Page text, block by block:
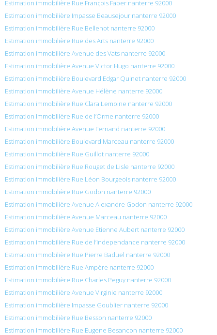
Estimation immobilière Rue François Faber nanterre 92000
Estimation immobilière Impasse Beausejour nanterre 92000
Estimation immobilière Rue Bellenot nanterre 92000
Estimation immobilière Rue des Arts nanterre 92000
Estimation immobilière Avenue des Vats nanterre 92000
Estimation immobilière Avenue Victor Hugo nanterre 92000
Estimation immobilière Boulevard Edgar Quinet nanterre 92000
Estimation immobilière Avenue Hélène nanterre 92000
Estimation immobilière Rue Clara Lemoine nanterre 92000
Estimation immobilière Rue de l’Orme nanterre 92000
Estimation immobilière Avenue Fernand nanterre 92000
Estimation immobilière Boulevard Marceau nanterre 92000
Estimation immobilière Rue Guillot nanterre 92000
Estimation immobilière Rue Rouget de Lisle nanterre 92000
Estimation immobilière Rue Léon Bourgeois nanterre 92000
Estimation immobilière Rue Godon nanterre 92000
Estimation immobilière Avenue Alexandre Godon nanterre 92000
Estimation immobilière Avenue Marceau nanterre 92000
Estimation immobilière Avenue Etienne Aubert nanterre 92000
Estimation immobilière Rue de l’Independance nanterre 92000
Estimation immobilière Rue Pierre Baduel nanterre 92000
Estimation immobilière Rue Ampère nanterre 92000
Estimation immobilière Rue Charles Peguy nanterre 92000
Estimation immobilière Avenue Virginie nanterre 92000
Estimation immobilière Impasse Goublier nanterre 92000
Estimation immobilière Rue Besson nanterre 92000
Estimation immobilière Rue Eugene Besancon nanterre 92000